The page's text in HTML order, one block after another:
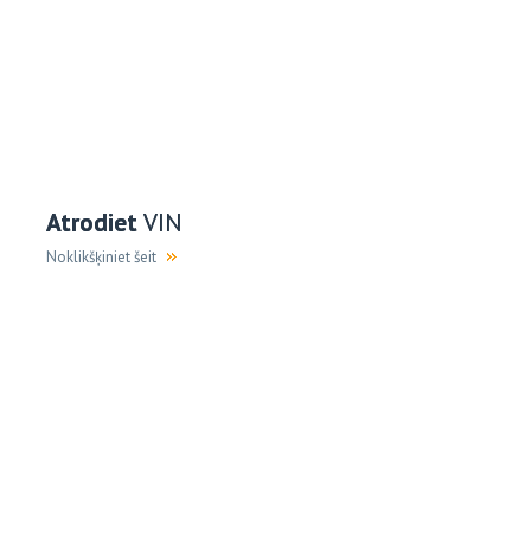
AtrodietVIN
Noklikšķiniet šeit